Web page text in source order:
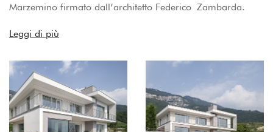
Marzemino firmato dall’architetto Federico Zambarda.
Leggi di più